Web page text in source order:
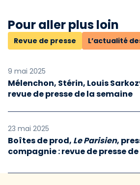
Pour aller plus loin
Revue de presse L’actualité
9 mai 2025
Mélenchon, Stérin, Louis
revue de presse de la semaine
23 mai 2025
Boîtes de prod, Le Parisien,
compagnie : revue de presse